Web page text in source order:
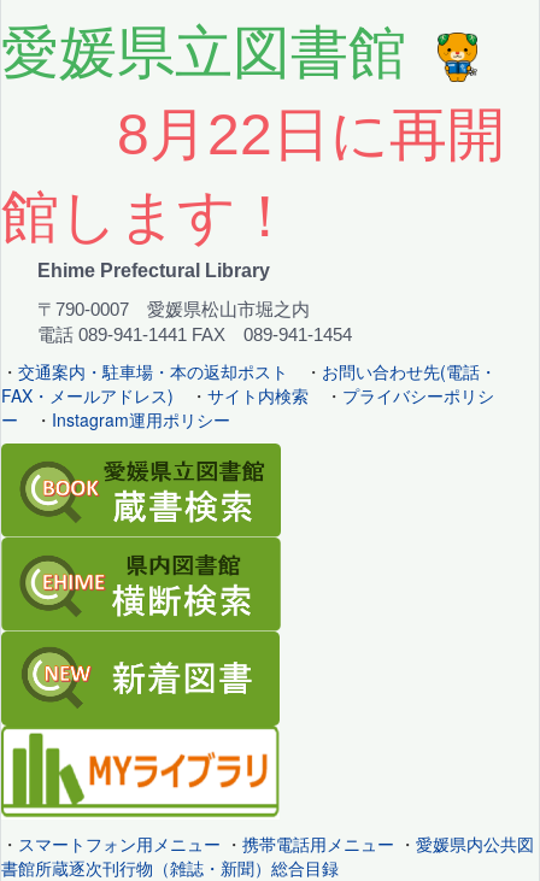
愛媛県立図書館
8月22日に再開
館します！
Ehime Prefectural Library
〒790-0007 愛媛県松山市堀之内
電話 089-941-1441 FAX 089-941-1454
・ 交通案内・駐車場・本の返却ポスト ・ お問い合わせ先(電話・
FAX・メールアドレス) ・ サイト内検索 ・ プライバシーポリシ
ー ・ Instagram運用ポリシー
・ スマートフォン用メニュー ・ 携帯電話用メニュー ・ 愛媛県内公共図
書館所蔵逐次刊行物（雑誌・新聞）総合目録